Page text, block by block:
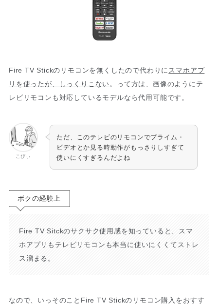
Fire TV Stickのリモコンを無くしたので代わりにスマホアプ
リを使ったが、しっくりこない。って方は、画像のようにテ
レビリモコンも対応しているモデルなら代用可能です。
こびぃ
ただ、このテレビのリモコンでプライム・
ビデオとか見る時動作がもっさりしすぎて
使いにくすぎるんだよね
ボクの経験上
Fire TV Sitckのサクサク使用感を知っていると、スマ
ホアプリもテレビリモコンも本当に使いにくくてストレ
ス溜まる。
なので、いっそのことFire TV Stickのリモコン購入をおすす